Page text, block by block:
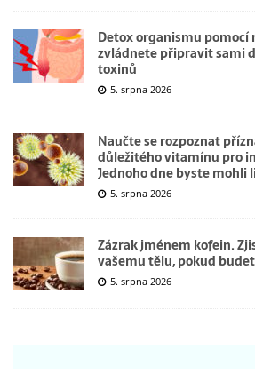
Detox organismu pomocí
zvládnete připravit sami
toxinů
5. srpna 2026
Naučte se rozpoznat
důležitého vitamínu pro
Jednoho dne byste mohli
5. srpna 2026
Zázrak jménem kofein.
vašemu tělu, pokud
5. srpna 2026